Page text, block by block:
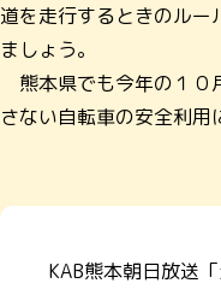
道を走行するときのル
ましょう。
熊本県でも今年の１０
さない自転車の安全利用
KAB熊本朝日放送